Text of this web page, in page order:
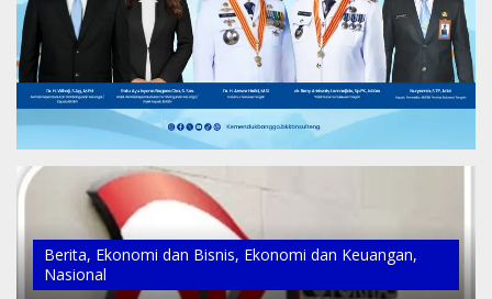
Berita, Ekonomi dan Bisnis, Ekonomi dan Keuangan,
Nasional